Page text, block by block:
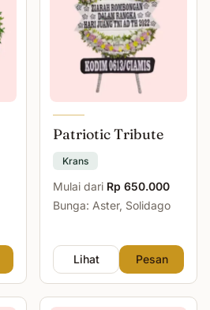
Patriotic Tribute
Krans
Mulai dari Rp 650.000
Bunga: Aster, Solidago
Lihat Pesan